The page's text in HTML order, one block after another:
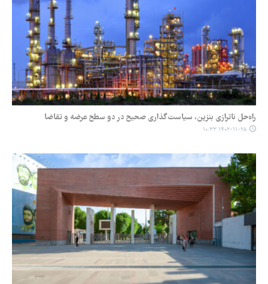
راه‌حل ناترازی بنزین، سیاست‌گذاری صحیح در دو سطح عرضه و تقاضا
۱۴۰۲-۱۱-۲۸ ۱۰:۳۳